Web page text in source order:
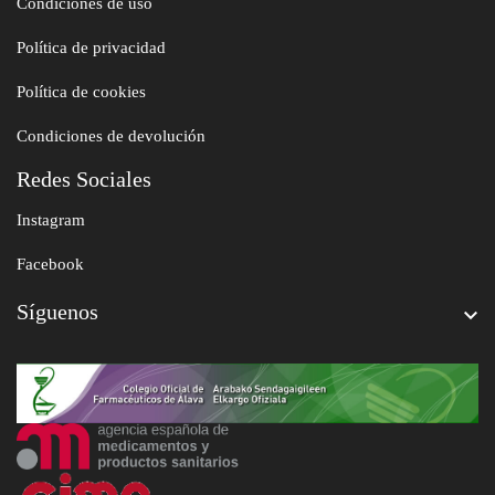
Condiciones de uso
Política de privacidad
Política de cookies
Condiciones de devolución
Redes Sociales
Instagram
Facebook
Síguenos 